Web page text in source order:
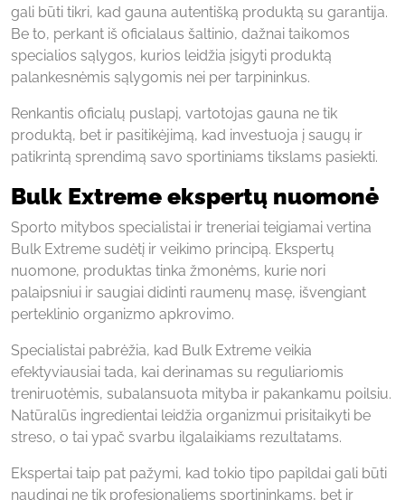
gali būti tikri, kad gauna autentišką produktą su garantija.
Be to, perkant iš oficialaus šaltinio, dažnai taikomos
specialios sąlygos, kurios leidžia įsigyti produktą
palankesnėmis sąlygomis nei per tarpininkus.
Renkantis oficialų puslapį, vartotojas gauna ne tik
produktą, bet ir pasitikėjimą, kad investuoja į saugų ir
patikrintą sprendimą savo sportiniams tikslams pasiekti.
Bulk Extreme ekspertų nuomonė
Sporto mitybos specialistai ir treneriai teigiamai vertina
Bulk Extreme sudėtį ir veikimo principą. Ekspertų
nuomone, produktas tinka žmonėms, kurie nori
palaipsniui ir saugiai didinti raumenų masę, išvengiant
perteklinio organizmo apkrovimo.
Specialistai pabrėžia, kad Bulk Extreme veikia
efektyviausiai tada, kai derinamas su reguliariomis
treniruotėmis, subalansuota mityba ir pakankamu poilsiu.
Natūralūs ingredientai leidžia organizmui prisitaikyti be
streso, o tai ypač svarbu ilgalaikiams rezultatams.
Ekspertai taip pat pažymi, kad tokio tipo papildai gali būti
naudingi ne tik profesionaliems sportininkams, bet ir